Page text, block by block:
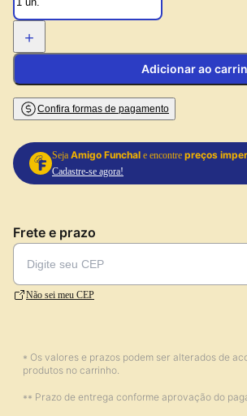
+
Adicionar ao
Confira formas de pagamento
Seja Amigo Funchal e encontre preços
Cadastre-se agora!
Frete e prazo
Não sei meu CEP
* Os valores e prazos podem ser alterados de
produtos no carrinho.
** Prazo de entrega conforme aprovação do